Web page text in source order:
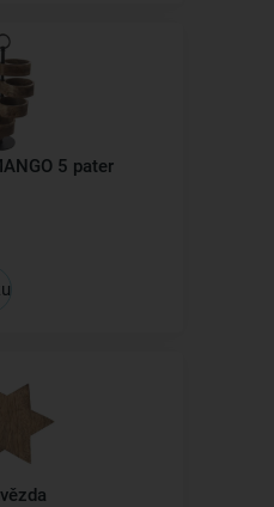
5 pater